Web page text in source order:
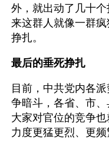
外，就出动了几十
来这群人就像一群
挣扎。
最后的垂死挣扎
目前，中共党内各
争暗斗，各省、市
大家对官位的竞争
力度更猛更烈、更频